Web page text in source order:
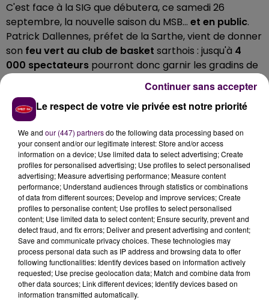
C'est face à la SIG que débutera, ce samedi 26
septembre, la nouvelle saison du MSB... et en public.
Patrick Dallennes, préfet de la Sarthe, vient de donner
son feu vert au club de basket sarthois : jusqu'à 4
000 spectateurs pourront donc garnir les gradins de
la salle Antarès à l'occasion de ce premier duel de
Jeep Elite. Les billets seront mis en vente dès ce mardi
22 septembre. Compte tenu du contexte sanitaire,
tous les fans des
s'engager à unstrict respect des gestes barrières
port du masque, itinéraire imposé et lavage des mains
au gel hydro-alcoolique.
Le respect de votre vie privée est notre priorité
We and our (447) partnersdo the following data processing based on
your consent and/or our legitimate interest: Store and/or access
information on a device; Use limited data to select advertising; Create
profiles for personalised advertising; Use profiles to select personalised
advertising; Measure advertising performance; Measure content
performance; Understand audiences through statistics or combinations
of data from different sources; Develop and improve services; Create
profiles to personalise content; Use profiles to select personalised
content; Use limited data to select content; Ensure security, prevent and
detect fraud, and fix errors; Deliver and present advertising and content;
Save and communicate privacy choices. These technologies may
process personal data such as IP address and browsing data to offer
following functionalities: Identify devices based on information actively
requested; Use precise geolocation data; Match and combine data from
other data sources; Link different devices; Identify devices based on
information transmitted automatically.
Continuer sans accepter